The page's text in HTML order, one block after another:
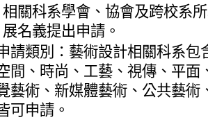
相關科系學會、協會及跨校系
展名義提出申請。
請類別：藝術設計相關科系包
間、時尚、工藝、視傳、平面
藝術、新媒體藝術、公共藝術
可申請。